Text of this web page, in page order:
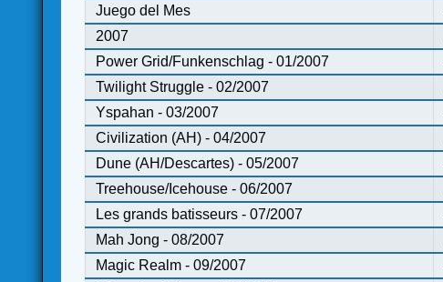
Juego del Mes
2007
Power Grid/Funkenschlag - 01/2007
Twilight Struggle - 02/2007
Yspahan - 03/2007
Civilization (AH) - 04/2007
Dune (AH/Descartes) - 05/2007
Treehouse/Icehouse - 06/2007
Les grands batisseurs - 07/2007
Mah Jong - 08/2007
Magic Realm - 09/2007